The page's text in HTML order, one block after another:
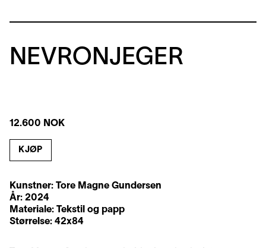
NEVRONJEGER
12.600 NOK
KJØP
Kunstner:
Tore Magne Gundersen
År: 2024
Materiale: Tekstil og papp
Størrelse: 42x84